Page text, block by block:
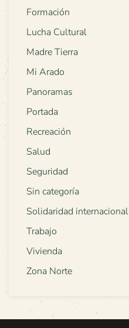
Formación
Lucha Cultural
Madre Tierra
Mi Arado
Panoramas
Portada
Recreación
Salud
Seguridad
Sin categoría
Solidaridad internacional
Trabajo
Vivienda
Zona Norte